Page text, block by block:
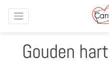
Gouden